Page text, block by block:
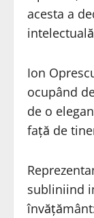
acesta a
Ion
ocupând
de o
față de
subliniind